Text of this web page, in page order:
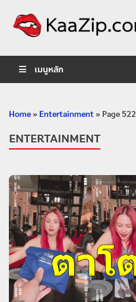
เมนูหลัก
Home» Entertainment » Page 522
ENTERTAINMENT